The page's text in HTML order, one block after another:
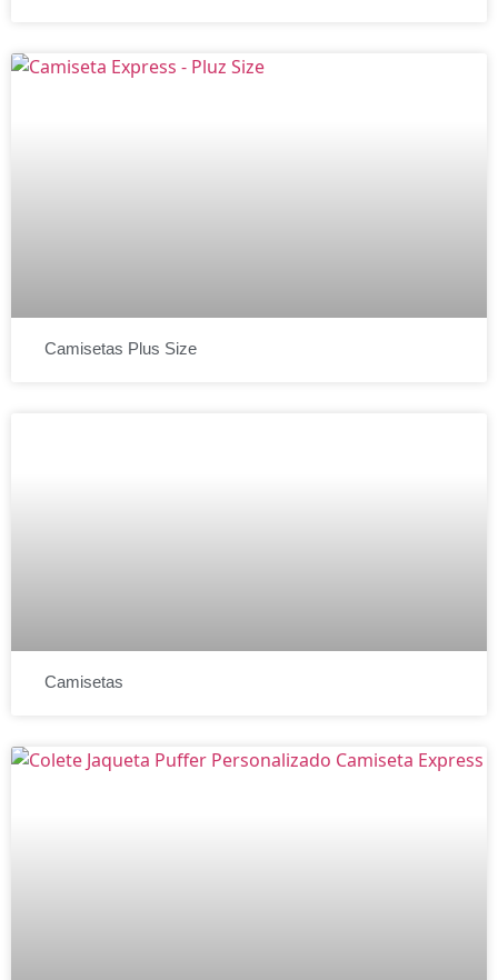
Camisetas Plus Size
Camisetas